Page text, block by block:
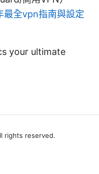
最全vpn指南與設定
your ultimate
rights reserved.